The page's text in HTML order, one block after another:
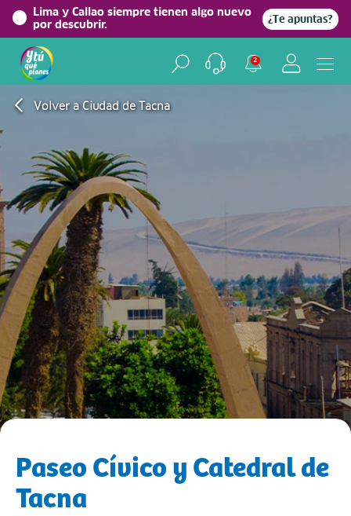
Lima y Callao siempre tienen algo nuevo
por descubrir.
¿Te apuntas?
2
Volver a Ciudad de Tacna
Paseo Cívico y Catedral de
Tacna